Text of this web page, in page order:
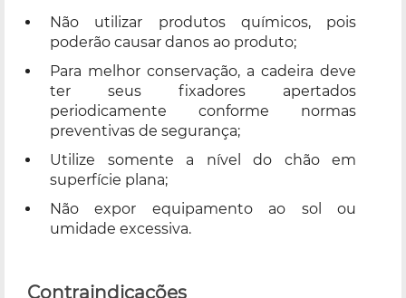
Não utilizar produtos químicos, pois
poderão causar danos ao produto;
Para melhor conservação, a cadeira deve
ter seus fixadores apertados
periodicamente conforme normas
preventivas de segurança;
Utilize somente a nível do chão em
superfície plana;
Não expor equipamento ao sol ou
umidade excessiva.
Contraindicações